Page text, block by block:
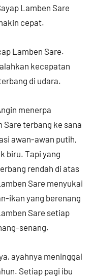
Lamben Sare
cepat.
Lamben Sare.
kecepatan
di udara.
menerpa
terbang ke sana
awan-awan putih,
biru. Tapi yang
rendah di atas
Sare menyukai
ikan yang berenang
Sare setiap
senang.
ayahnya meninggal
Setiap pagi ibu